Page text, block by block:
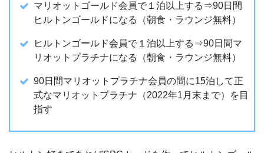
マリオットゴールド会員で１泊以上する⇒90日間
ヒルトンゴールドになる（朝食・ラウンジ無料）
ヒルトンゴールド会員で１泊以上する⇒90日間マ
リオットプラチナになる（朝食・ラウンジ無料）
90日間マリオットプラチナ会員の間に15泊して正
式なマリオットプラチナ（2022年1月末まで）を目
指す